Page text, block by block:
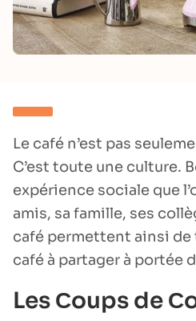
Le café n’est pas
C’est toute une culture.
expérience sociale que
amis, sa famille, ses
café permettent ainsi de
café à partager à portée
Les Сoups de